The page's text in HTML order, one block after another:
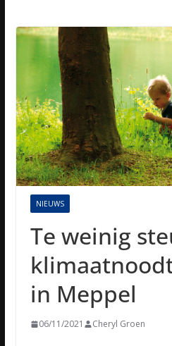
NIEUWS
Te weinig
in Meppel
06/11/2021 Cheryl Groen